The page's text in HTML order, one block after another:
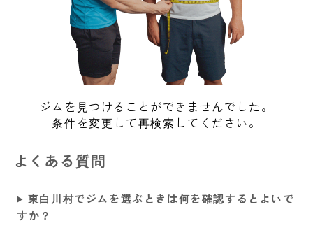
ジムを見つけることができませんでした。
条件を変更して再検索してください。
よくある質問
東白川村でジムを選ぶときは何を確認するとよいで
すか？